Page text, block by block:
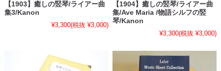
【1903】癒しの竪琴/ライアー曲
集3/Kanon
¥3,300(税抜 ¥3,000)
【1904】癒しの竪琴/ライアー曲
集/Ave Maria /物語シルフの竪
琴/Kanon
¥3,300(税抜 ¥3,000)